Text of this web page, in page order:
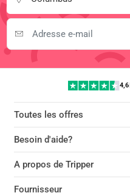
4,6
Toutes les offres
Besoin d'aide?
A propos de Tripper
Fournisseur